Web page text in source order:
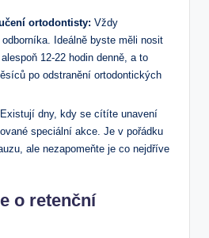
ortodontisty: Vždy
Ideálně byste měli nosit
12-22 hodin denně, a to
po odstranění ortodontických
Existují dny, kdy se cítíte unavení
speciální akce. Je v pořádku
ale nezapomeňte je co nejdříve
o retenční